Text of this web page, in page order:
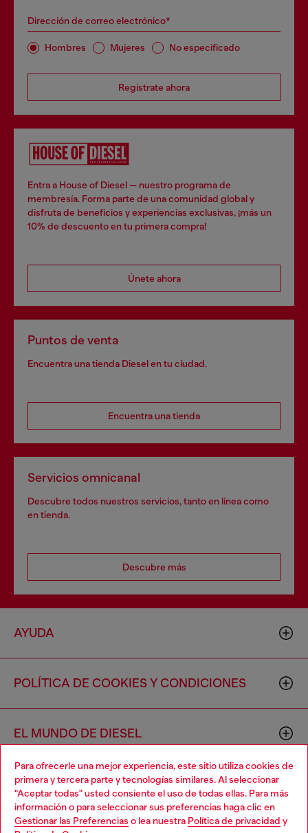
Para ofrecerle una mejor experiencia, este sitio utiliza cookies de
primera y tercera parte y tecnologías similares. Al seleccionar
"Aceptar todas" usted consiente el uso de todas ellas. Para más
información o para seleccionar sus preferencias haga clic en
Gestionar las Preferencias o lea nuestra Política de privacidad y
Dirección de correo electrónico*
Hombres Mujeres No especificado
Regístrate ahora
Entra a House of Diesel — nuestro programa de
membresía. Forma parte de una comunidad global y
disfruta de beneficios y experiencias exclusivas, ¡más un
10% de descuento en tu primera compra!
Únete ahora
Puntos de venta
Encuentra una tienda Diesel en tu ciudad.
Encuentra una tienda
Servicios omnicanal
Descubre todos nuestros servicios, tanto en línea como
en tienda.
Descubre más
AYUDA
POLÍTICA DE COOKIES Y CONDICIONES
EL MUNDO DE DIESEL
CORPORACIÓN